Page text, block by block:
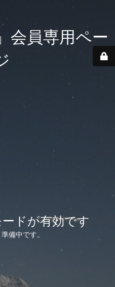
会員専用ペー
ドが有効です
備中です。